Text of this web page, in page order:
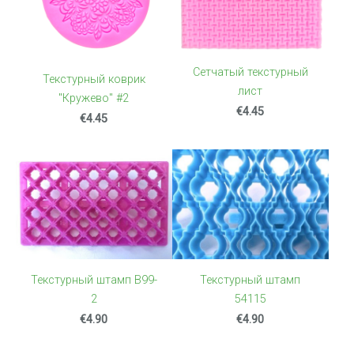
Текстурный коврик
"Кружево" #2
€4.45
Сетчатый текстурный
лист
€4.45
Текстурный штамп B99-
2
€4.90
Текстурный штамп
54115
€4.90